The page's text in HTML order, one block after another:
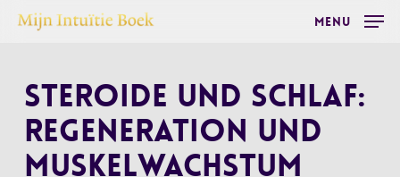
Skip
content
Menu
Steroide und Schlaf:
Regeneration und
Muskelwachstum